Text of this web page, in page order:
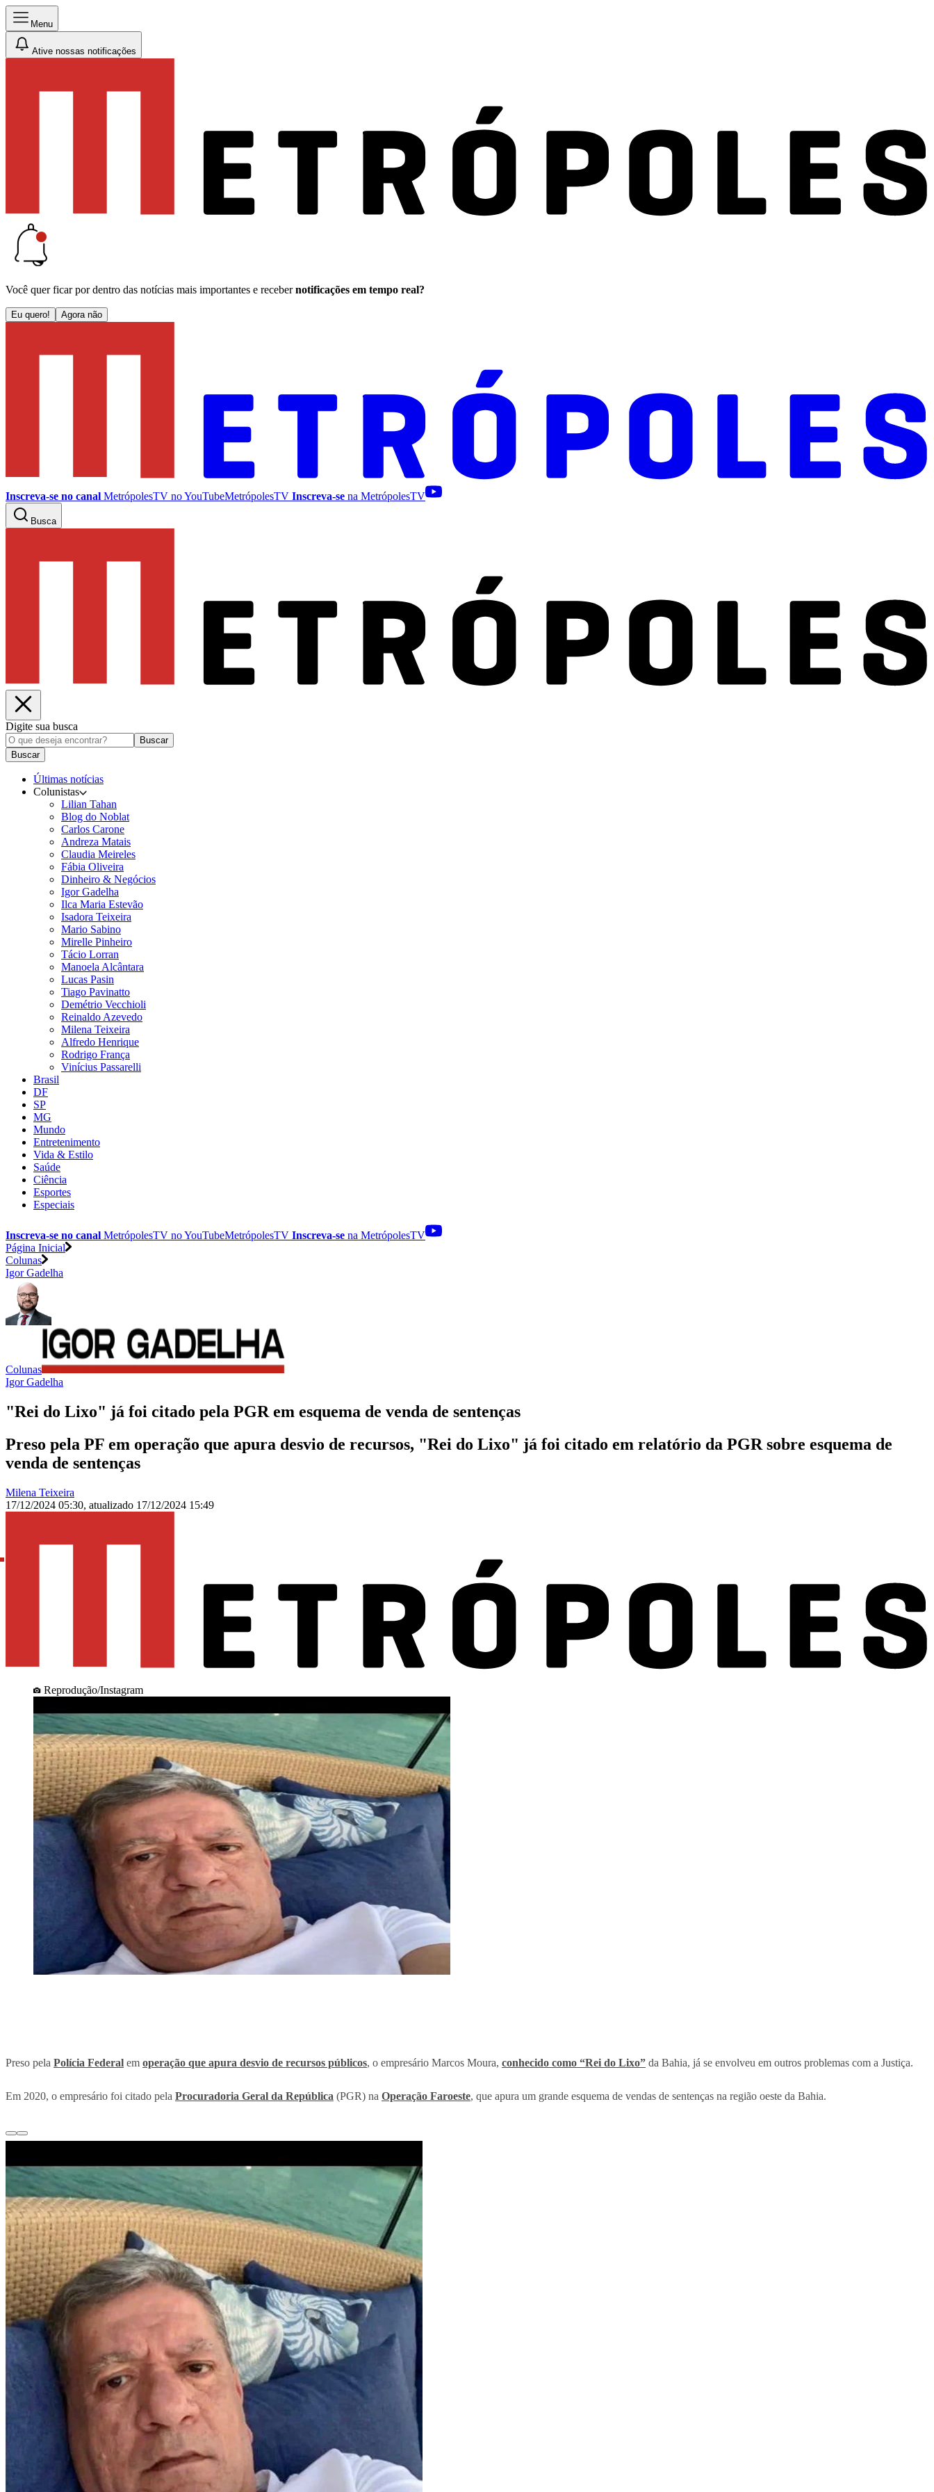
Menu
Ative nossas notificações
Você quer ficar por dentro das notícias mais importantes e receber notificações em tempo real?
Eu quero! Agora não
Inscreva-se no canal MetrópolesTV noYouTubeMetrópolesTV Inscreva-se na MetrópolesTV
Busca
Digite sua busca
Buscar
Buscar
Últimas notícias
Colunistas
Lilian Tahan
Blog do Noblat
Carlos Carone
Andreza Matais
Claudia Meireles
Fábia Oliveira
Dinheiro & Negócios
Igor Gadelha
Ilca Maria Estevão
Isadora Teixeira
Mario Sabino
Mirelle Pinheiro
Tácio Lorran
Manoela Alcântara
Lucas Pasin
Tiago Pavinatto
Demétrio Vecchioli
Reinaldo Azevedo
Milena Teixeira
Alfredo Henrique
Rodrigo França
Vinícius Passarelli
Brasil
DF
SP
MG
Mundo
Entretenimento
Vida & Estilo
Saúde
Ciência
Esportes
Especiais
Inscreva-se no canal MetrópolesTV noYouTubeMetrópolesTV Inscreva-se na MetrópolesTV
Página Inicial
Colunas
Igor Gadelha
Colunas
Igor Gadelha
"Rei do Lixo" já foi citado pela PGR em esquema de venda de sentenças
Preso pela PF em operação que apura desvio de recursos, "Rei do Lixo" já foi citado em relatório da PGR sobre esquema de
venda de sentenças
Milena Teixeira
17/12/2024 05:30, atualizado 17/12/2024 15:49
Reprodução/Instagram
Preso pela Polícia Federal em operação que apura desvio de recursos públicos, o empresário Marcos Moura, conhecido como “Rei do Lixo” da Bahia, já se envolveu em outros problemas com a Justiça.
Em 2020, o empresário foi citado pela Procuradoria Geral da República (PGR) na Operação Faroeste, que apura um grande esquema de vendas de sentenças na região oeste da Bahia.